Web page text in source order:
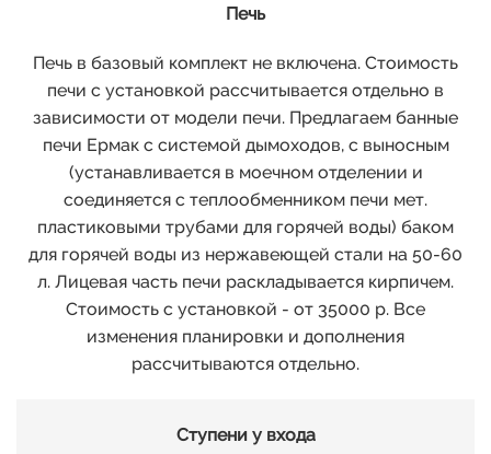
Печь
Печь в базовый комплект не включена. Стоимость
печи с установкой рассчитывается отдельно в
зависимости от модели печи. Предлагаем банные
печи Ермак с системой дымоходов, с выносным
(устанавливается в моечном отделении и
соединяется с теплообменником печи мет.
пластиковыми трубами для горячей воды) баком
для горячей воды из нержавеющей стали на 50-60
л. Лицевая часть печи раскладывается кирпичем.
Стоимость с установкой - от 35000 р. Все
изменения планировки и дополнения
рассчитываются отдельно.
Ступени у входа
08
09
10
11
12